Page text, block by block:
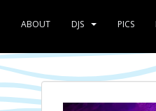
ABOUT DJS PICS